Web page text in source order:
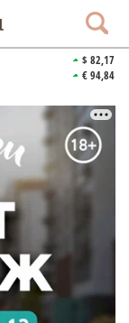
$ 82,17
€ 94,84